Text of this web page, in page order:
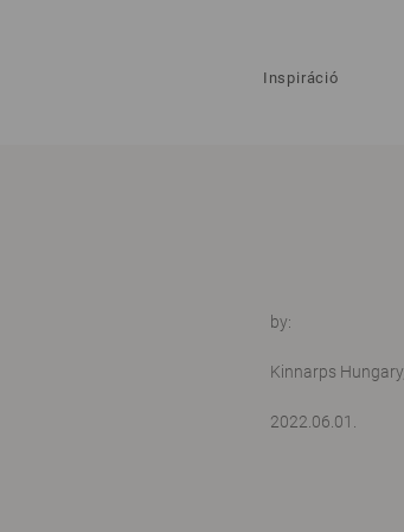
Inspiráció
by:
Kinnarps Hungary,
2022.06.01.